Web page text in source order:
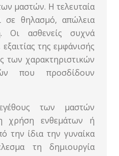
μαστών. Η τελευταία
σε θηλασμό, απώλεια
Οι ασθενείς συχνά
της εμφάνισής
των χαρακτηριστικών
που προσδίδουν
των μαστών
χρήση ενθεμάτων ή
την ίδια την γυναίκα
τη δημιουργία